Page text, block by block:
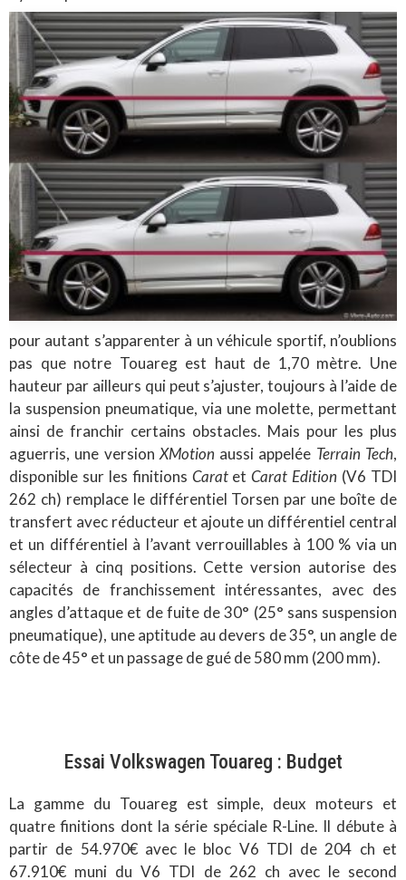
pour autant s’apparenter à un véhicule sportif, n’oublions
pas que notre Touareg est haut de 1,70 mètre. Une
hauteur par ailleurs qui peut s’ajuster, toujours à l’aide de
la suspension pneumatique, via une molette, permettant
ainsi de franchir certains obstacles. Mais pour les plus
aguerris, une version XMotionaussi appelée Terrain Tech,
disponible sur les finitions CaratetCarat Edition (V6 TDI
262 ch) remplace le différentiel Torsen par une boîte de
transfert avec réducteur et ajoute un différentiel central
et un différentiel à l’avant verrouillables à 100 % via un
sélecteur à cinq positions. Cette version autorise des
capacités de franchissement intéressantes, avec des
angles d’attaque et de fuite de 30° (25° sans suspension
pneumatique), une aptitude au devers de 35°, un angle de
côte de 45° et un passage de gué de 580 mm (200 mm).
Essai Volkswagen Touareg : Budget
La gamme du Touareg est simple, deux moteurs et
quatre finitions dont la série spéciale R-Line. Il débute à
partir de 54.970€ avec le bloc V6 TDI de 204 ch et
67.910€ muni du V6 TDI de 262 ch avec le second